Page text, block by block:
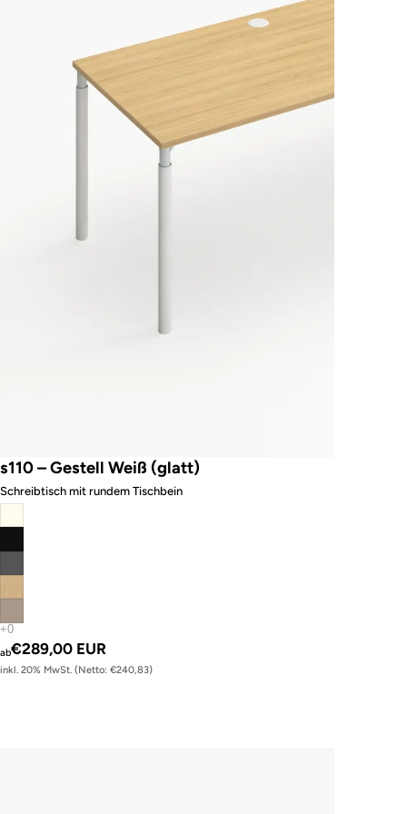
s110 – Gestell Weiß (glatt)
Schreibtisch mit rundem Tischbein
ab€289,00 EUR
inkl. 20% MwSt. (Netto: €240,83)